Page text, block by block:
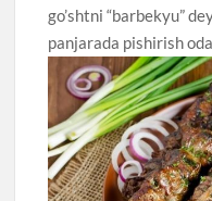
go’shtni “barbekyu”
panjarada pishirish